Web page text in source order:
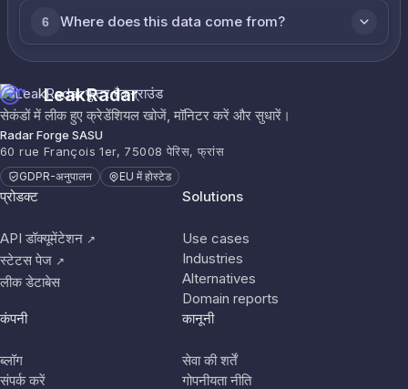
6 Where does this data come from?
LeakRadar
सेकंडों में लीक हुए क्रेडेंशियल खोजें, मॉनिटर करें और सुधारें।
Radar Forge SASU
60 rue François 1er, 75008 पेरिस, फ्रांस
GDPR-अनुपालन EU में होस्टेड
प्रोडक्ट
API डॉक्यूमेंटेशन ↗
स्टेटस पेज ↗
लीक डेटाबेस
Solutions
Use cases
Industries
Alternatives
Domain reports
कंपनी
ब्लॉग
संपर्क करें
कानूनी
सेवा की शर्तें
गोपनीयता नीति